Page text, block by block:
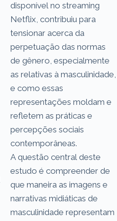
disponível no streaming
Netflix, contribuiu para
tensionar acerca da
perpetuação das normas
de gênero, especialmente
as relativas à masculinidade,
e como essas
representações moldam e
refletem as práticas e
percepções sociais
contemporâneas.
A questão central deste
estudo é compreender de
que maneira as imagens e
narrativas midiáticas de
masculinidade representam